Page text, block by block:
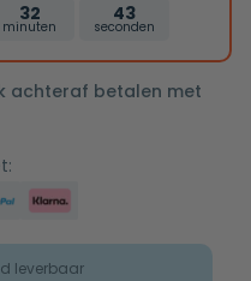
32
minuten
42
seconden
achteraf betalen met
leverbaar